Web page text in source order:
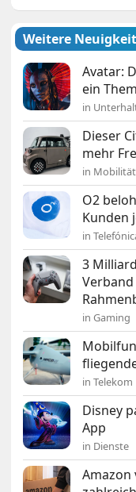
Weitere
Avatar:
ein
in
Dieser
mehr
in Mobilität
O2
Kunden
in
3
in Gaming
in Telekom
Disney
App
in Dienste